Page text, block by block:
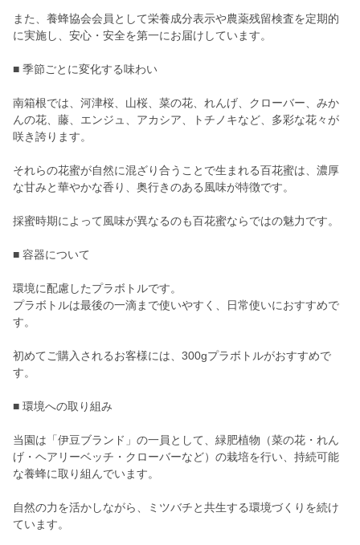
また、養蜂協会会員として栄養成分表示や農薬残留検査を定期的
に実施し、安心・安全を第一にお届けしています。
■ 季節ごとに変化する味わい
南箱根では、河津桜、山桜、菜の花、れんげ、クローバー、みか
んの花、藤、エンジュ、アカシア、トチノキなど、多彩な花々が
咲き誇ります。
それらの花蜜が自然に混ざり合うことで生まれる百花蜜は、濃厚
な甘みと華やかな香り、奥行きのある風味が特徴です。
採蜜時期によって風味が異なるのも百花蜜ならではの魅力です。
■ 容器について
環境に配慮したプラボトルです。
プラボトルは最後の一滴まで使いやすく、日常使いにおすすめで
す。
初めてご購入されるお客様には、300gプラボトルがおすすめで
す。
■ 環境への取り組み
当園は「伊豆ブランド」の一員として、緑肥植物（菜の花・れん
げ・ヘアリーベッチ・クローバーなど）の栽培を行い、持続可能
な養蜂に取り組んでいます。
自然の力を活かしながら、ミツバチと共生する環境づくりを続け
ています。